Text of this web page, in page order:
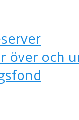
över och